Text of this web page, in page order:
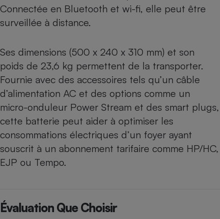
Connectée en Bluetooth et wi-fi, elle peut être
surveillée à distance.
Ses dimensions (500 x 240 x 310 mm) et son
poids de 23,6 kg permettent de la transporter.
Fournie avec des accessoires tels qu’un câble
d’alimentation AC et des options comme un
micro-onduleur Power Stream et des smart plugs,
cette batterie peut aider à optimiser les
consommations électriques d’un foyer ayant
souscrit à un abonnement tarifaire comme HP/HC,
EJP ou Tempo.
Évaluation Que Choisir